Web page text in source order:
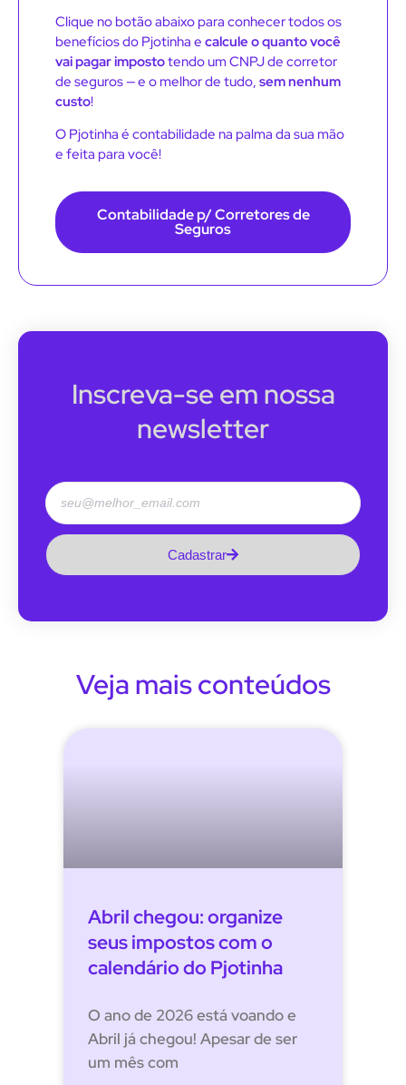
Clique no botão abaixo para conhecer todos os
benefícios do Pjotinha e calcule o quanto você
vai pagar impostotendo um CNPJ de corretor
de seguros — e o melhor de tudo, sem nenhum
custo!
O Pjotinha é contabilidade na palma da sua mão
e feita para você!
Contabilidade p/ Corretores de
Seguros
Inscreva-se em nossa
newsletter
Cadastrar
Veja mais conteúdos
Abril chegou: organize
seus impostos com o
calendário do Pjotinha
O ano de 2026 está voando e
Abril já chegou! Apesar de ser
um mês com